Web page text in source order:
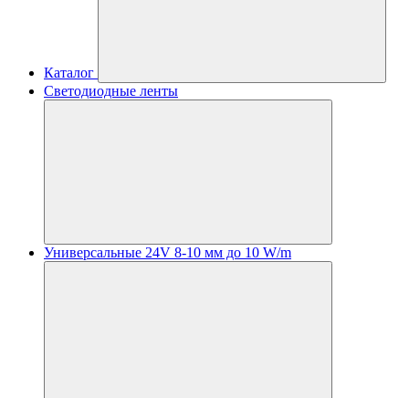
Каталог
Светодиодные ленты
Универсальные 24V 8-10 мм до 10 W/m